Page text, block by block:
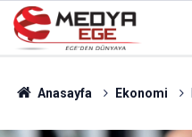
Anasayfa Ekonomi